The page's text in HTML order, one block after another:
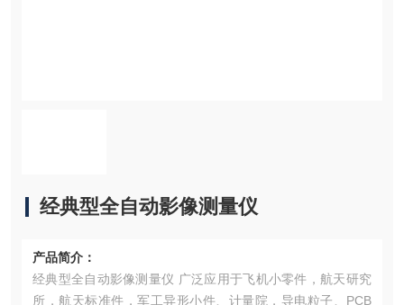
经典型全自动影像测量仪
产品简介：
经典型全自动影像测量仪 广泛应用于飞机小零件，航天研究
所，航天标准件，军工异形小件、计量院，导电粒子、PCB